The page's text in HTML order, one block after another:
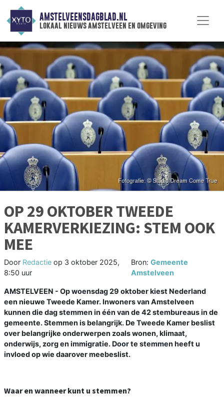
AMSTELVEENSDAGBLAD.NL
lokaal nieuws amstelveen en omgeving
OP 29 OKTOBER TWEEDE
KAMERVERKIEZING: STEM OOK
MEE
Door Redactie op 3 oktober 2025,
8:50 uur
Bron:Gemeente
Amstelveen
AMSTELVEEN - Op woensdag 29 oktober kiest Nederland
een nieuwe Tweede Kamer. Inwoners van Amstelveen
kunnen die dag stemmen in één van de 42 stembureaus in de
gemeente. Stemmen is belangrijk. De Tweede Kamer beslist
over belangrijke onderwerpen zoals wonen, klimaat,
onderwijs, zorg en immigratie. Door te stemmen heeft u
invloed op wie daarover meebeslist.
Waar en wanneer kunt u stemmen?